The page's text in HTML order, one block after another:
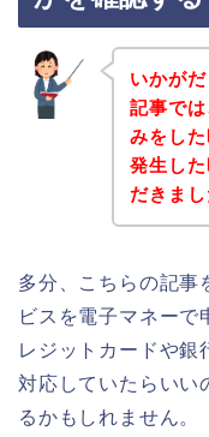
いかが
記事で
みをし
発生し
だきまし
多分、こちらの記事
ビスを電子マネーで
レジットカードや銀
対応していたらいい
るかもしれません。